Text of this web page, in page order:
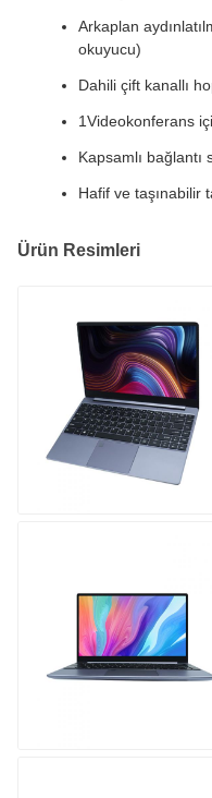
Arkaplan
okuyucu)
Dahili çift kanallı
1Videokonferans
Kapsamlı bağlantı
Hafif ve taşınabilir
Ürün Resimleri